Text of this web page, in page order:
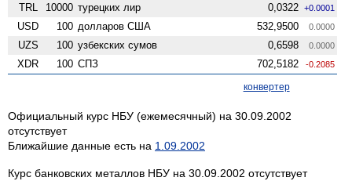
TRL 10000 турецких лир 0,0322 +0.0001
USD 100 долларов США 532,9500 0.0000
UZS 100 узбекских сумов 0,6598 0.0000
XDR 100 СПЗ 702,5182 -0.2085
конвертер
Официальный курс НБУ (ежемесячный) на 30.09.2002
отсутствует
Ближайшие данные есть на 1.09.2002
Курс банковских металлов НБУ на 30.09.2002 отсутствует